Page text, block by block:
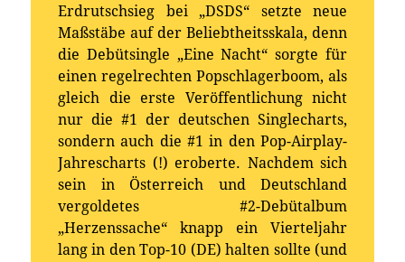
Erdrutschsieg bei „DSDS“ setzte neue
Maßstäbe auf der Beliebtheitsskala, denn
die Debütsingle „Eine Nacht“ sorgte für
einen regelrechten Popschlagerboom, als
gleich die erste Veröffentlichung nicht
nur die #1 der deutschen Singlecharts,
sondern auch die #1 in den Pop-Airplay-
Jahrescharts (!) eroberte. Nachdem sich
sein in Österreich und Deutschland
vergoldetes #2-Debütalbum
„Herzenssache“ knapp ein Vierteljahr
lang in den Top-10 (DE) halten sollte (und